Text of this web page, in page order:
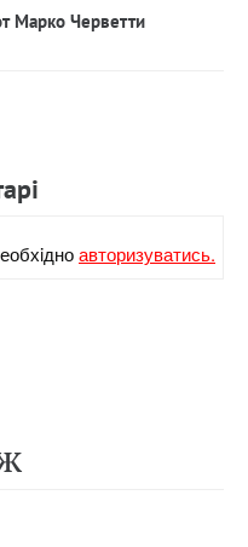
Марко Черветти
авторизуватись.